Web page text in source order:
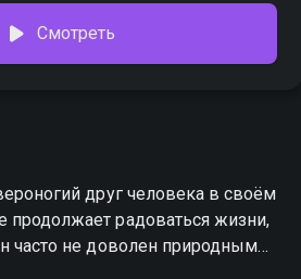
Смотреть
друг человека в своём
продолжает радоваться жизни,
часто не доволен природным
И тогда на помощь